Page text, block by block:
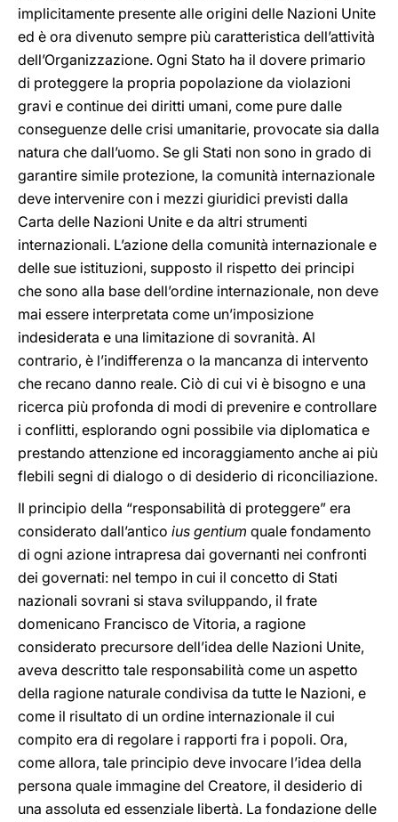
implicitamente presente alle origini delle Nazioni Unite
ed è ora divenuto sempre più caratteristica dell’attività
dell’Organizzazione. Ogni Stato ha il dovere primario
di proteggere la propria popolazione da violazioni
gravi e continue dei diritti umani, come pure dalle
conseguenze delle crisi umanitarie, provocate sia dalla
natura che dall’uomo. Se gli Stati non sono in grado di
garantire simile protezione, la comunità internazionale
deve intervenire con i mezzi giuridici previsti dalla
Carta delle Nazioni Unite e da altri strumenti
internazionali. L’azione della comunità internazionale e
delle sue istituzioni, supposto il rispetto dei principi
che sono alla base dell’ordine internazionale, non deve
mai essere interpretata come un’imposizione
indesiderata e una limitazione di sovranità. Al
contrario, è l’indifferenza o la mancanza di intervento
che recano danno reale. Ciò di cui vi è bisogno e una
ricerca più profonda di modi di prevenire e controllare
i conflitti, esplorando ogni possibile via diplomatica e
prestando attenzione ed incoraggiamento anche ai più
flebili segni di dialogo o di desiderio di riconciliazione.
Il principio della “responsabilità di proteggere” era
considerato dall’antico ius gentium quale fondamento
di ogni azione intrapresa dai governanti nei confronti
dei governati: nel tempo in cui il concetto di Stati
nazionali sovrani si stava sviluppando, il frate
domenicano Francisco de Vitoria, a ragione
considerato precursore dell’idea delle Nazioni Unite,
aveva descritto tale responsabilità come un aspetto
della ragione naturale condivisa da tutte le Nazioni, e
come il risultato di un ordine internazionale il cui
compito era di regolare i rapporti fra i popoli. Ora,
come allora, tale principio deve invocare l’idea della
persona quale immagine del Creatore, il desiderio di
una assoluta ed essenziale libertà. La fondazione delle